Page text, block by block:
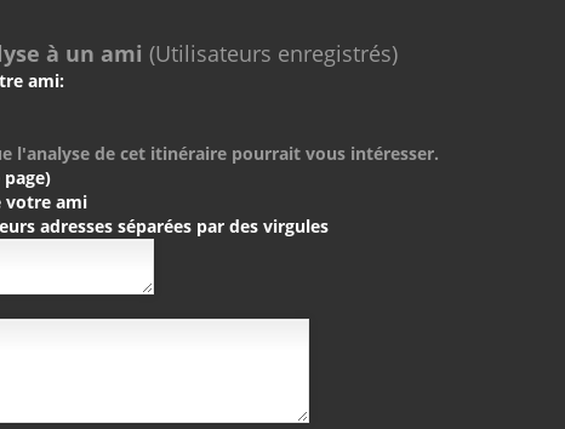
à un ami (Utilisateurs enregistrés)
ami:
l'analyse de cet itinéraire pourrait vous intéresser.
votre ami
adresses séparées par des virgules